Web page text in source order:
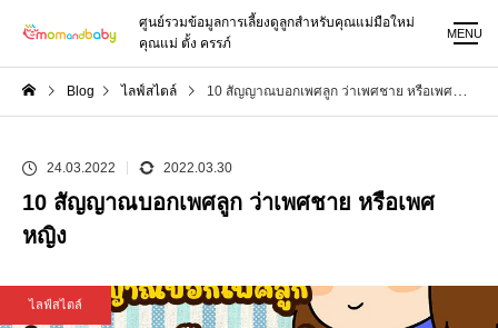
ศูนย์รวมข้อมูลการเลี้ยงดูลูกสำหรับคุณแม่มือใหม่
คุณแม่ ตั้ง ครรภ์
MENU
Blog ไลฟ์สไตล์ 10 สัญญาณบอกเพศลูก ว่าเพศชาย หรือเพศหญิง
24.03.2022 2022.03.30
10 สัญญาณบอกเพศลูก ว่าเพศชาย หรือเพศ
หญิง
ไลฟ์สไตล์